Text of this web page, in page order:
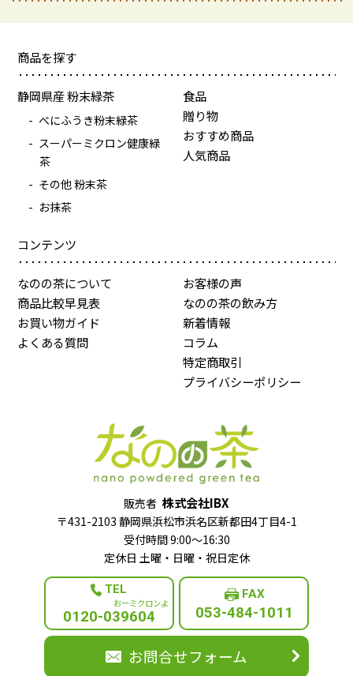
商品を探す
静岡県産 粉末緑茶
べにふうき粉末緑茶
スーパーミクロン健康緑
茶
その他 粉末茶
お抹茶
食品
贈り物
おすすめ商品
人気商品
コンテンツ
なのの茶について
商品比較早見表
お買い物ガイド
よくある質問
お客様の声
なのの茶の飲み方
新着情報
コラム
特定商取引
プライバシーポリシー
販売者 株式会社IBX
〒431-2103 静岡県浜松市浜名区新都田4丁目4-1
受付時間 9:00～16:30
定休日 土曜・日曜・祝日定休
TEL
0120-039604
FAX
053-484-1011
お問合せフォーム